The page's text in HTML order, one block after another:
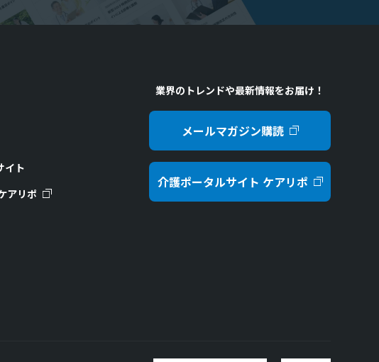
イト
アリポ
業界のトレンドや最新情報をお届け！
メールマガジン購読
介護ポータルサイト ケアリポ